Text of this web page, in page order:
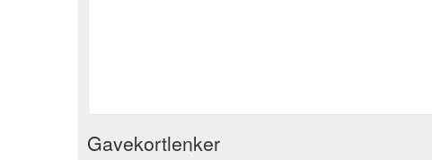
Gavekortlenker